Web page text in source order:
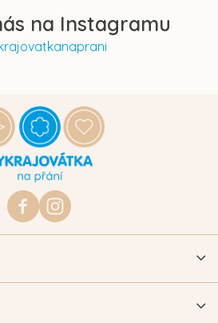
na Instagramu
https://www.facebook.com/
vykrajovatkanaprani.cz